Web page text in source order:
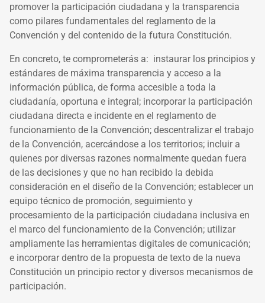
promover la participación ciudadana y la transparencia
como pilares fundamentales del reglamento de la
Convención y del contenido de la futura Constitución.
En concreto, te comprometerás a: instaurar los principios y
estándares de máxima transparencia y acceso a la
información pública, de forma accesible a toda la
ciudadanía, oportuna e integral; incorporar la participación
ciudadana directa e incidente en el reglamento de
funcionamiento de la Convención; descentralizar el trabajo
de la Convención, acercándose a los territorios; incluir a
quienes por diversas razones normalmente quedan fuera
de las decisiones y que no han recibido la debida
consideración en el diseño de la Convención; establecer un
equipo técnico de promoción, seguimiento y
procesamiento de la participación ciudadana inclusiva en
el marco del funcionamiento de la Convención; utilizar
ampliamente las herramientas digitales de comunicación;
e incorporar dentro de la propuesta de texto de la nueva
Constitución un principio rector y diversos mecanismos de
participación.